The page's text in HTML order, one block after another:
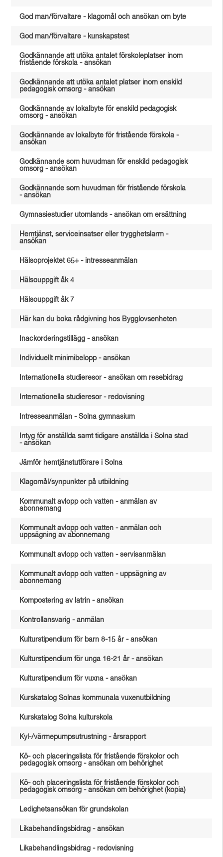
God man/förvaltare - klagomål och ansökan om byte
God man/förvaltare - kunskapstest
Godkännande att utöka antalet förskoleplatser inom
fristående förskola - ansökan
Godkännande att utöka antalet platser inom enskild
pedagogisk omsorg - ansökan
Godkännande av lokalbyte för enskild pedagogisk
omsorg - ansökan
Godkännande av lokalbyte för fristående förskola -
ansökan
Godkännande som huvudman för enskild pedagogisk
omsorg - ansökan
Godkännande som huvudman för fristående förskola
- ansökan
Gymnasiestudier utomlands - ansökan om ersättning
Hemtjänst, serviceinsatser eller trygghetslarm -
ansökan
Hälsoprojektet 65+ - intresseanmälan
Hälsouppgift åk 4
Hälsouppgift åk 7
Här kan du boka rådgivning hos Bygglovsenheten
Inackorderingstillägg - ansökan
Individuellt minimibelopp - ansökan
Internationella studieresor - ansökan om resebidrag
Internationella studieresor - redovisning
Intresseanmälan - Solna gymnasium
Intyg för anställda samt tidigare anställda i Solna stad
- ansökan
Jämför hemtjänstutförare i Solna
Klagomål/synpunkter på utbildning
Kommunalt avlopp och vatten - anmälan av
abonnemang
Kommunalt avlopp och vatten - anmälan och
uppsägning av abonnemang
Kommunalt avlopp och vatten - servisanmälan
Kommunalt avlopp och vatten - uppsägning av
abonnemang
Kompostering av latrin - ansökan
Kontrollansvarig - anmälan
Kulturstipendium för barn 8-15 år - ansökan
Kulturstipendium för unga 16-21 år - ansökan
Kulturstipendium för vuxna - ansökan
Kurskatalog Solnas kommunala vuxenutbildning
Kurskatalog Solna kulturskola
Kyl-/värmepumpsutrustning - årsrapport
Kö- och placeringslista för fristående förskolor och
pedagogisk omsorg - ansökan om behörighet
Kö- och placeringslista för fristående förskolor och
pedagogisk omsorg - ansökan om behörighet (kopia)
Ledighetsansökan för grundskolan
Likabehandlingsbidrag - ansökan
Likabehandlingsbidrag - redovisning